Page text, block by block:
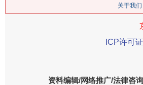
关于我们
ICP许可
资料编辑/网络推广/法律咨询